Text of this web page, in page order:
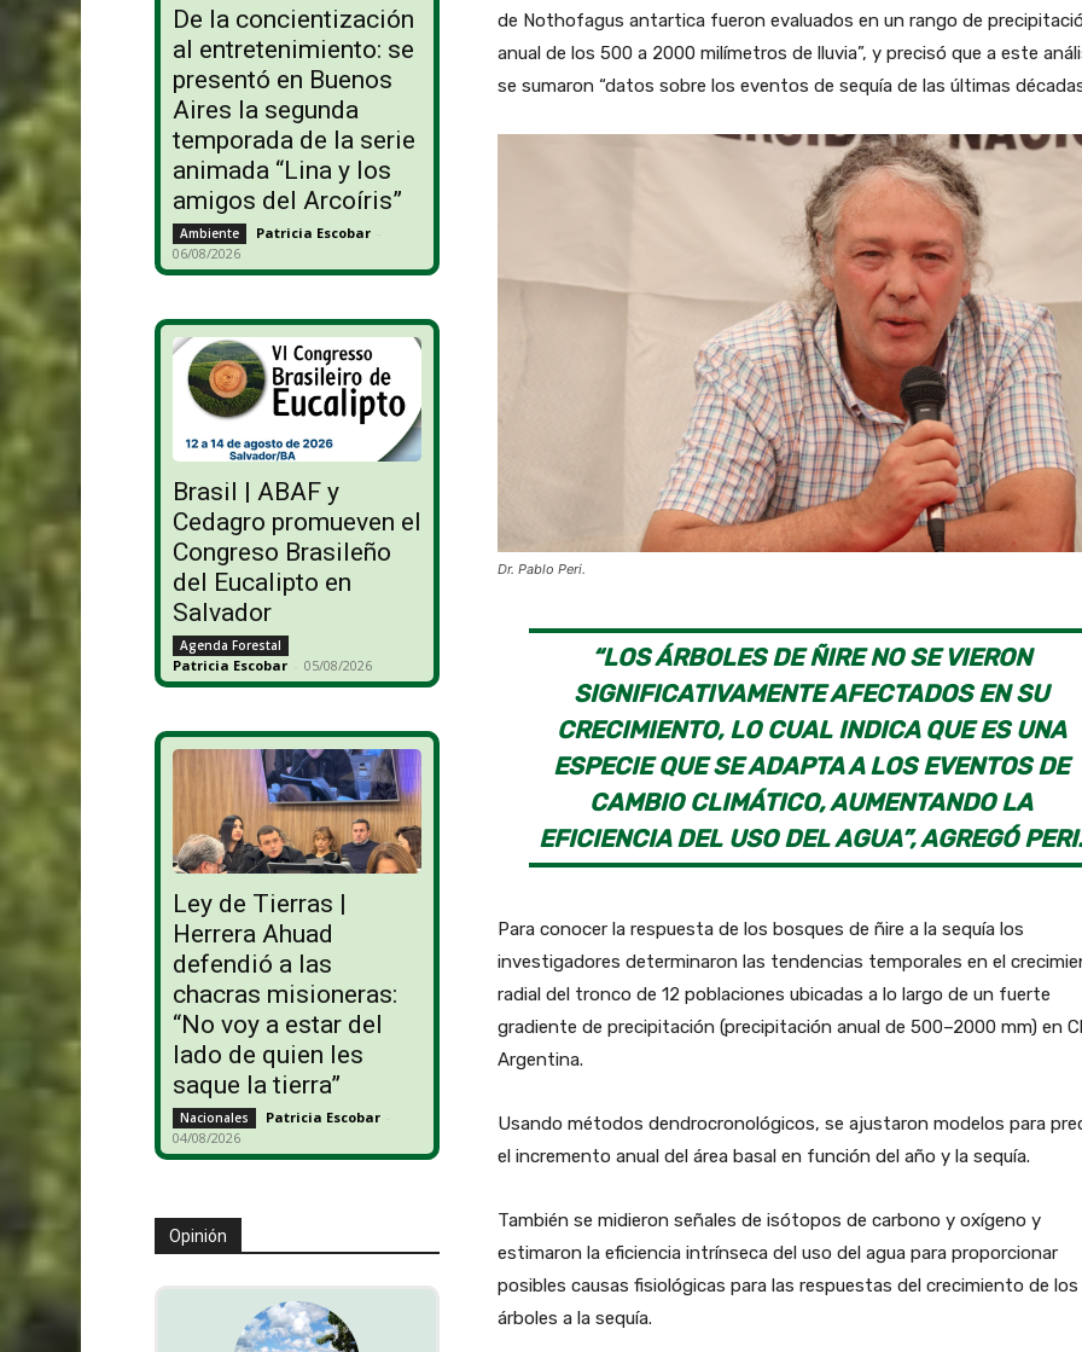
De la concientización
al entretenimiento: se
presentó en Buenos
Aires la segunda
temporada de la serie
animada “Lina y los
amigos del Arcoíris”
Ambiente Patricia Escobar -
06/08/2026
Brasil | ABAF y
Cedagro promueven el
Congreso Brasileño
del Eucalipto en
Salvador
Agenda Forestal
Patricia Escobar - 05/08/2026
Ley de Tierras |
Herrera Ahuad
defendió a las
chacras misioneras:
“No voy a estar del
lado de quien les
saque la tierra”
Nacionales Patricia Escobar -
04/08/2026
Opinión
de Nothofagus antartica fueron evaluados en un rango de
anual de los 500 a 2000 milímetros de lluvia”, y precisó que a este
se sumaron “datos sobre los eventos de sequía de las últimas
Dr. Pablo Peri.
“LOS ÁRBOLES DE ÑIRE NO SE VIERON
SIGNIFICATIVAMENTE AFECTADOS EN SU
CRECIMIENTO, LO CUAL INDICA QUE ES UNA
ESPECIE QUE SE ADAPTA A LOS EVENTOS DE
CAMBIO CLIMÁTICO, AUMENTANDO LA
EFICIENCIA DEL USO DEL AGUA”, AGREGÓ
Para conocer la respuesta de los bosques de ñire a la sequía los
investigadores determinaron las tendencias temporales en el
radial del tronco de 12 poblaciones ubicadas a lo largo de un fuerte
gradiente de precipitación (precipitación anual de 500–2000 mm) en
Argentina.
Usando métodos dendrocronológicos, se ajustaron modelos para
el incremento anual del área basal en función del año y la sequía.
También se midieron señales de isótopos de carbono y oxígeno y
estimaron la eficiencia intrínseca del uso del agua para proporcionar
posibles causas fisiológicas para las respuestas del crecimiento de los
árboles a la sequía.